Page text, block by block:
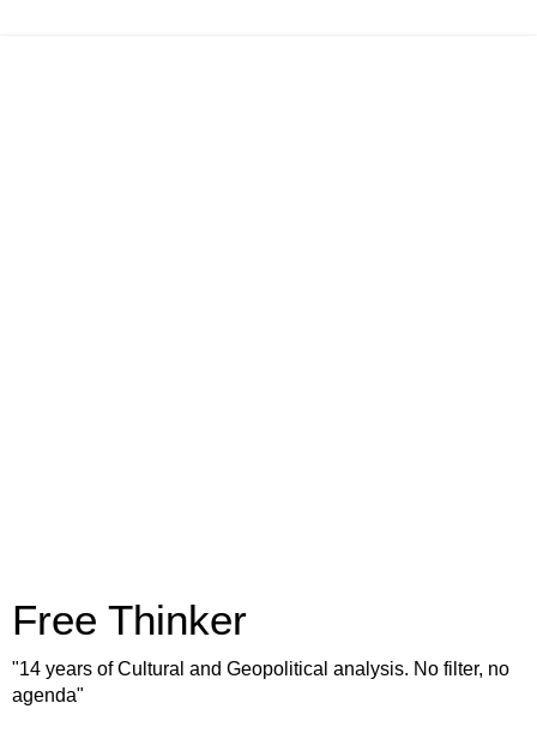
Free Thinker
"14 years of Cultural and Geopolitical analysis. No filter, no
agenda"